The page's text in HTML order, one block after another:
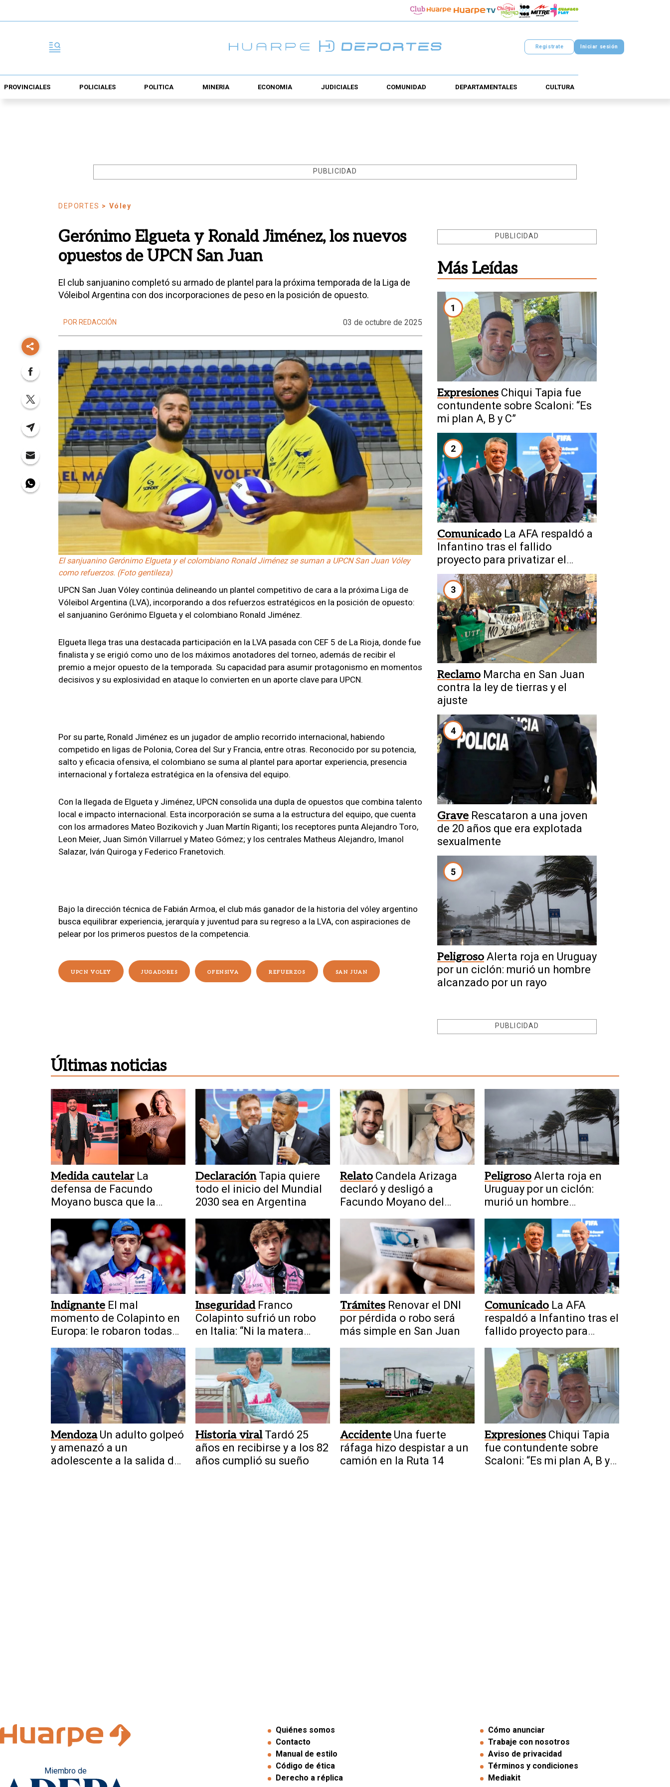
Registrate Iniciar sesión
PROVINCIALES POLICIALES POLÍTICA MINERÍA ECONOMÍA JUDICIALES COMUNIDAD DEPARTAMENTALES CULTURA
PUBLICIDAD
DEPORTES > Vóley
Gerónimo Elgueta y Ronald Jiménez, los nuevos
opuestos de UPCN San Juan
El club sanjuanino completó su armado de plantel para la próxima temporada de la Liga de
Vóleibol Argentina con dos incorporaciones de peso en la posición de opuesto.
POR REDACCIÓN 03 de octubre de 2025
El sanjuanino Gerónimo Elgueta y el colombiano Ronald Jiménez se suman a UPCN San Juan Vóley
como refuerzos. (Foto gentileza)
UPCN San Juan Vóley continúa delineando un plantel competitivo de cara a la próxima Liga de
Vóleibol Argentina (LVA), incorporando a dos refuerzos estratégicos en la posición de opuesto:
el sanjuanino Gerónimo Elgueta y el colombiano Ronald Jiménez.
Elgueta llega tras una destacada participación en la LVA pasada con CEF 5 de La Rioja, donde fue
finalista y se erigió como uno de los máximos anotadores del torneo, además de recibir el
premio a mejor opuesto de la temporada. Su capacidad para asumir protagonismo en momentos
decisivos y su explosividad en ataque lo convierten en un aporte clave para UPCN.
Por su parte, Ronald Jiménez es un jugador de amplio recorrido internacional, habiendo
competido en ligas de Polonia, Corea del Sur y Francia, entre otras. Reconocido por su potencia,
salto y eficacia ofensiva, el colombiano se suma al plantel para aportar experiencia, presencia
internacional y fortaleza estratégica en la ofensiva del equipo.
Con la llegada de Elgueta y Jiménez, UPCN consolida una dupla de opuestos que combina talento
local e impacto internacional. Esta incorporación se suma a la estructura del equipo, que cuenta
con los armadores Mateo Bozikovich y Juan Martín Riganti; los receptores punta Alejandro Toro,
Leon Meier, Juan Simón Villarruel y Mateo Gómez; y los centrales Matheus Alejandro, Imanol
Salazar, Iván Quiroga y Federico Franetovich.
Bajo la dirección técnica de Fabián Armoa, el club más ganador de la historia del vóley argentino
busca equilibrar experiencia, jerarquía y juventud para su regreso a la LVA, con aspiraciones de
pelear por los primeros puestos de la competencia.
UPCN VOLEY JUGADORES OFENSIVA REFUERZOS SAN JUAN
PUBLICIDAD
Más Leídas
1
Expresiones Chiqui Tapia fue
contundente sobre Scaloni: “Es
mi plan A, B y C”
2
Comunicado La AFA respaldó a
Infantino tras el fallido
proyecto para privatizar el
Mundial
3
Reclamo Marcha en San Juan
contra la ley de tierras y el
ajuste
4
Grave Rescataron a una joven
de 20 años que era explotada
sexualmente
5
Peligroso Alerta roja en Uruguay
por un ciclón: murió un hombre
alcanzado por un rayo
PUBLICIDAD
Últimas noticias
Medida cautelar La
defensa de Facundo
Moyano busca que la
restricción
Declaración Tapia quiere
todo el inicio del Mundial
2030 sea en Argentina
Relato Candela Arizaga
declaró y desligó a
Facundo Moyano del
Peligroso Alerta roja en
Uruguay por un ciclón:
murió un hombre
Indignante El mal
momento de Colapinto en
Europa: le robaron todas
Inseguridad Franco
Colapinto sufrió un robo
en Italia: “Ni la matera
Trámites Renovar el DNI
por pérdida o robo será
más simple en San Juan
Comunicado La AFA
respaldó a Infantino tras el
fallido proyecto para
Mendoza Un adulto golpeó
y amenazó a un
adolescente a la salida de
Historia viral Tardó 25
años en recibirse y a los 82
años cumplió su sueño
Accidente Una fuerte
ráfaga hizo despistar a un
camión en la Ruta 14
Expresiones Chiqui Tapia
fue contundente sobre
Scaloni: “Es mi plan A, B y
Miembro de
Quiénes somos
Contacto
Manual de estilo
Código de ética
Derecho a réplica
Cómo anunciar
Trabaje con nosotros
Aviso de privacidad
Términos y condiciones
Mediakit